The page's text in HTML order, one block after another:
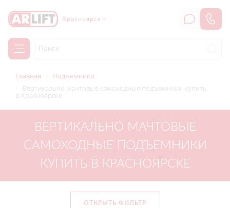
Красноярск
Главная
Подъёмники
Вертикально мачтовые самоходные подъемники купить
в Красноярске
ВЕРТИКАЛЬНО МАЧТОВЫЕ
САМОХОДНЫЕ ПОДЪЕМНИКИ
КУПИТЬ В КРАСНОЯРСКЕ
ОТКРЫТЬ ФИЛЬТР